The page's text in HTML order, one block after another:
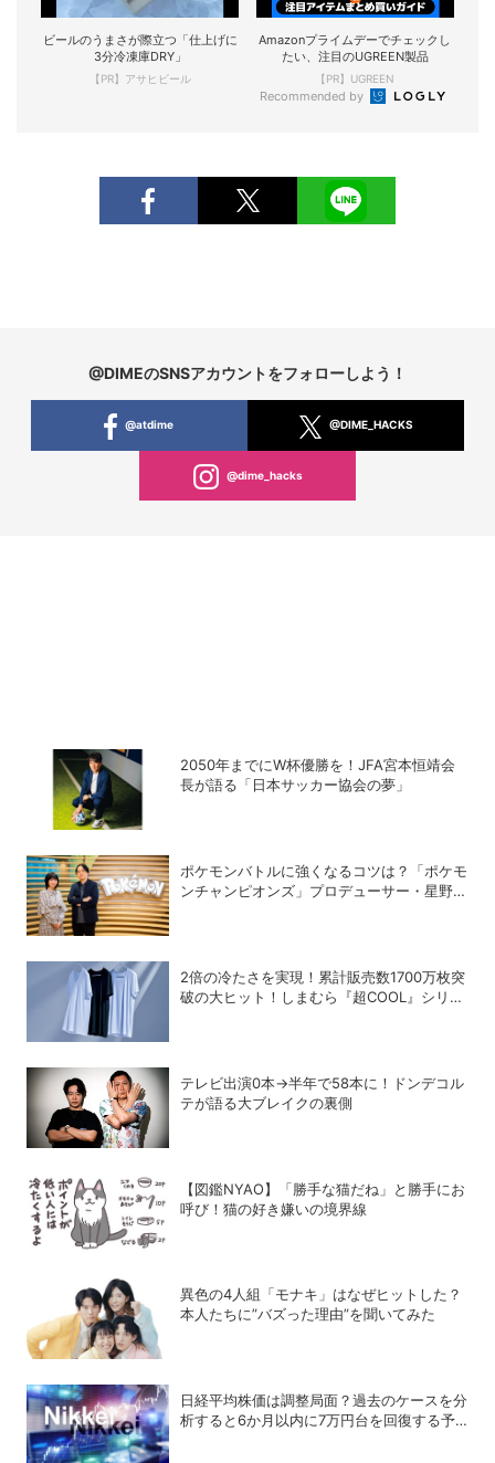
ビールのうまさが際立つ「仕上げに
3分冷凍庫DRY」
【PR】アサヒビール
Amazonプライムデーでチェックし
たい、注目のUGREEN製品
【PR】UGREEN
Recommended by
@DIMEのSNSアカウントをフォローしよう！
@atdime @DIME_HACKS
@dime_hacks
2050年までにW杯優勝を！JFA宮本恒靖会
長が語る「日本サッカー協会の夢」
ポケモンバトルに強くなるコツは？「ポケモ
ンチャンピオンズ」プロデューサー・星野正
2倍の冷たさを実現！累計販売数1700万枚突
破の大ヒット！しまむら『超COOL』シリー
テレビ出演0本→半年で58本に！ドンデコル
テが語る大ブレイクの裏側
【図鑑NYAO】「勝手な猫だね」と勝手にお
呼び！猫の好き嫌いの境界線
異色の4人組「モナキ」はなぜヒットした？
本人たちに”バズった理由”を聞いてみた
日経平均株価は調整局面？過去のケースを分
析すると6か月以内に7万円台を回復する予